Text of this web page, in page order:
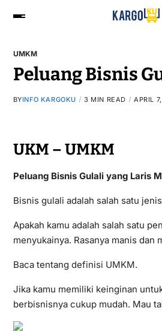
UMKM
Peluang Bisnis
BYINFO KARGOKU 3 MIN READ APRIL
UKM – UMKM
Peluang Bisnis Gulali yang Laris
Bisnis gulali adalah salah satu
Apakah kamu adalah salah satu
menyukainya. Rasanya manis dan
Baca tentang definisi UMKM.
Jika kamu memiliki keinginan
berbisnisnya cukup mudah. Mau